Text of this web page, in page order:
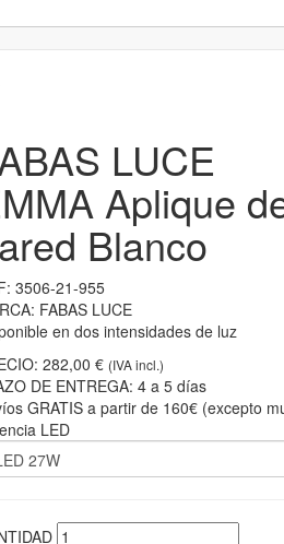
LUCE
Aplique
Blanco
3506-21-955
FABAS LUCE
en dos intensidades de luz
282,00 € (IVA incl.)
DE ENTREGA: 4 a 5 días
GRATIS a partir de 160€ (excepto
LED